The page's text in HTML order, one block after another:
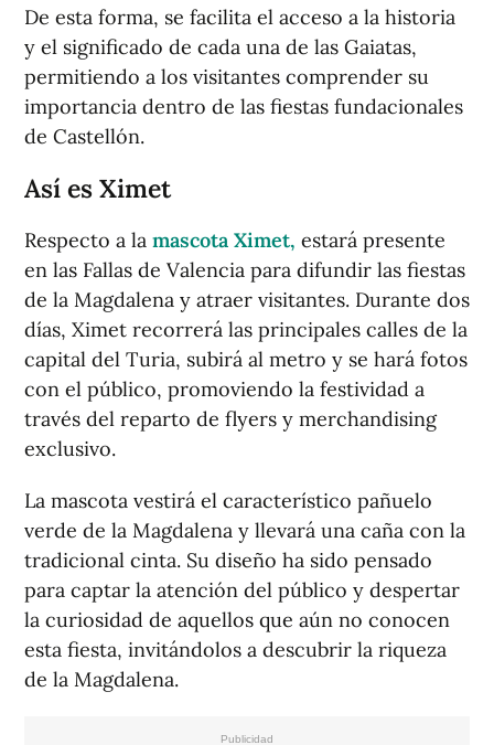
De esta forma, se facilita el acceso a la historia
y el significado de cada una de las Gaiatas,
permitiendo a los visitantes comprender su
importancia dentro de las fiestas fundacionales
de Castellón.
Así es Ximet
Respecto a la mascota Ximet, estará presente
en las Fallas de Valencia para difundir las fiestas
de la Magdalena y atraer visitantes. Durante dos
días, Ximet recorrerá las principales calles de la
capital del Turia, subirá al metro y se hará fotos
con el público, promoviendo la festividad a
través del reparto de flyers y merchandising
exclusivo.
La mascota vestirá el característico pañuelo
verde de la Magdalena y llevará una caña con la
tradicional cinta. Su diseño ha sido pensado
para captar la atención del público y despertar
la curiosidad de aquellos que aún no conocen
esta fiesta, invitándolos a descubrir la riqueza
de la Magdalena.